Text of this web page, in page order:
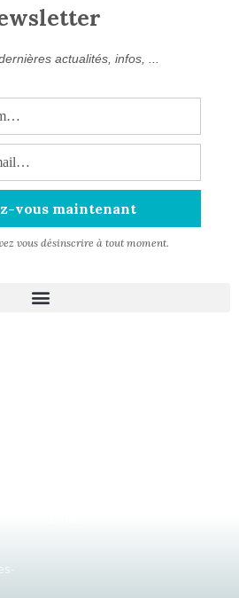
actualités, infos, ...
vous désinscrire à tout moment.